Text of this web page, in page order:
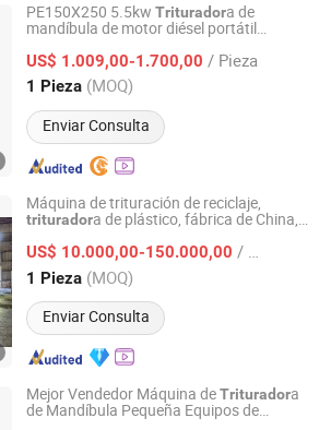
PE150X250 5.5kw Trituradora de
mandíbula de motor diésel portátil
minería, trituración de piedra, molino de
agregados
US$ 1.009,00-1.700,00 / Pieza
1 Pieza (MOQ)
Enviar Consulta
Co., Ltd
Desde 2024
Máquina de trituración de reciclaje,
trituradora de plástico, fábrica de China,
duro de PVC, película, botellas de PET
US$ 10.000,00-150.000,00 / Pieza
1 Pieza (MOQ)
Enviar Consulta
(Foshan) Co., Ltd
Desde 2026
Mejor Vendedor Máquina deTrituradora
de Mandíbula Pequeña Equipos de
Co., Ltd